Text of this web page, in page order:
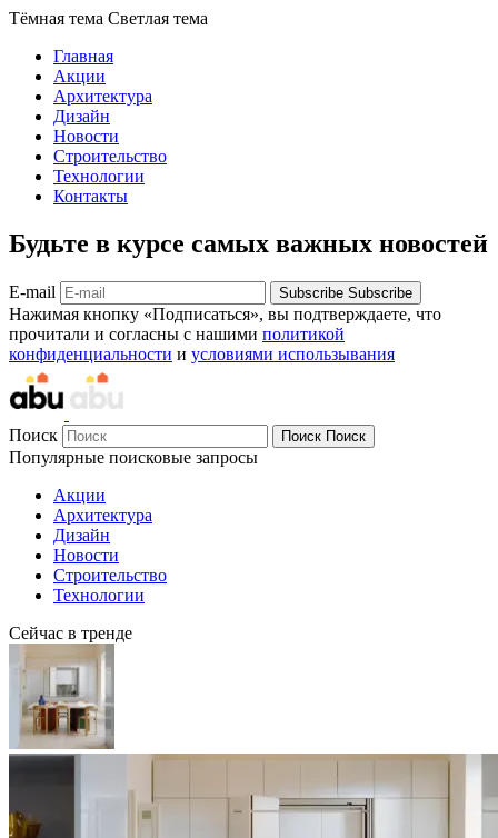
Тёмная тема Светлая тема
Главная
Акции
Архитектура
Дизайн
Новости
Строительство
Технологии
Контакты
Будьте в курсе самых важных новостей
E-mail Subscribe Subscribe
Нажимая кнопку «Подписаться», вы подтверждаете, что
прочитали и согласны с нашими политикой
конфиденциальности и условиями использывания
Поиск Поиск Поиск
Популярные поисковые запросы
Акции
Архитектура
Дизайн
Новости
Строительство
Технологии
Сейчас в тренде